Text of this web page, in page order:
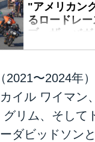
"アメリカン
るロードレ
ブ・ザ・バ
開催される
x
昨年アメリカ
催され多くの
リカンクルー
ユニークなロ
2021〜2024年
イル ワイマン
リム、そして
ダビッドソン